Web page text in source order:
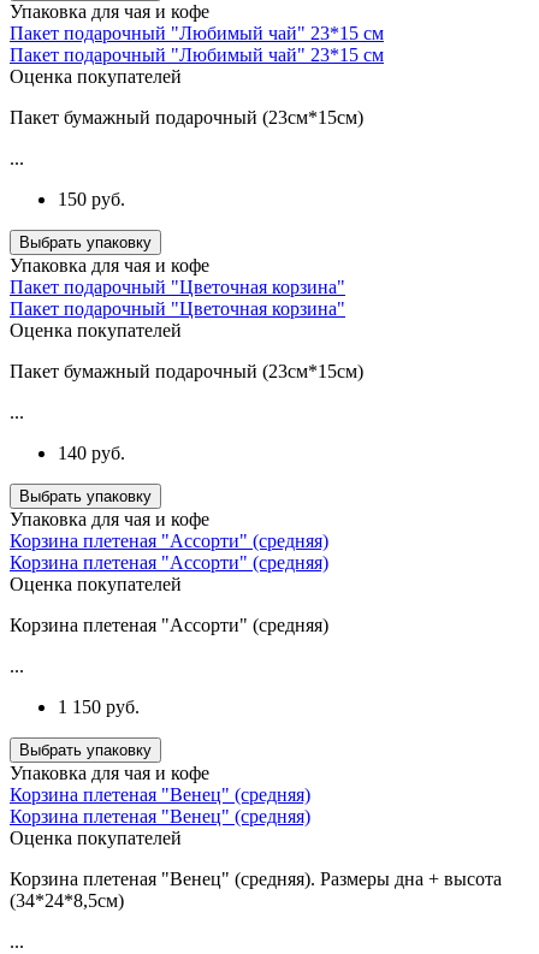
Упаковка для чая и кофе
Пакет подарочный "Любимый чай" 23*15 см
Пакет подарочный "Любимый чай" 23*15 см
Оценка покупателей
Пакет бумажный подарочный (23см*15см)
...
150 руб.
Выбрать упаковку
Упаковка для чая и кофе
Пакет подарочный "Цветочная корзина"
Пакет подарочный "Цветочная корзина"
Оценка покупателей
Пакет бумажный подарочный (23см*15см)
...
140 руб.
Выбрать упаковку
Упаковка для чая и кофе
Корзина плетеная "Ассорти" (средняя)
Корзина плетеная "Ассорти" (средняя)
Оценка покупателей
Корзина плетеная "Ассорти" (средняя)
...
1 150 руб.
Выбрать упаковку
Упаковка для чая и кофе
Корзина плетеная "Венец" (средняя)
Корзина плетеная "Венец" (средняя)
Оценка покупателей
Корзина плетеная "Венец" (средняя). Размеры дна + высота
(34*24*8,5см)
...